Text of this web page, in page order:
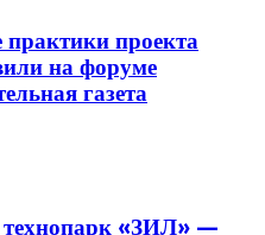
проекта
на форуме
газета
технопарк «ЗИЛ» —